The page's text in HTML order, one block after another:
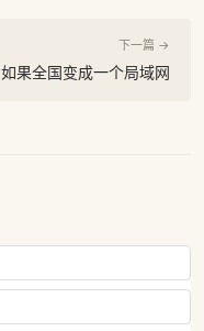
下一篇 →
如果全国变成一个局域网